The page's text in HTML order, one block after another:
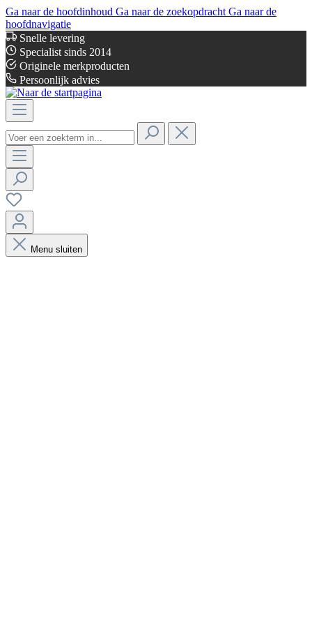
Ga naar de hoofdinhoud Ga naar de zoekopdracht Ga naar de
hoofdnavigatie
Snelle levering
Specialist sinds 2014
Originele merkproducten
Persoonlijk advies
Menu sluiten